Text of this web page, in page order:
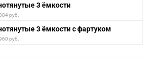
3 ёмкости
руб.
3 ёмкости с фартуком
руб.